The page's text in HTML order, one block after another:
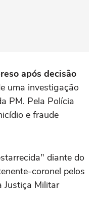
após decisão
uma investigação
PM. Pela Polícia
e fraude
diante do
coronel pelos
Justiça Militar